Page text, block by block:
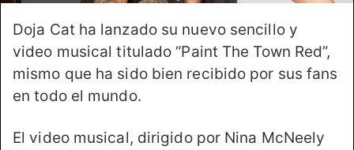
Doja Cat ha lanzado su nuevo sencillo y
video musical titulado “Paint The Town Red”,
mismo que ha sido bien recibido por sus fans
en todo el mundo.
El video musical, dirigido por Nina McNeely